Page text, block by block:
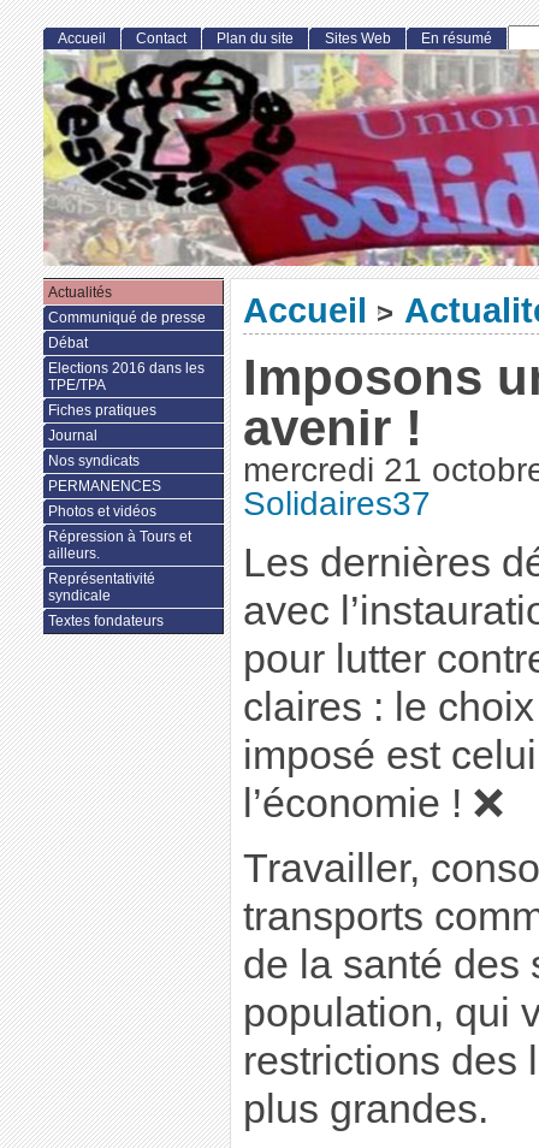
Accueil >
Imposons
avenir !
mercredi 21
Solidaires37
Les dernières
avec
pour lutter
claires : le
imposé est
l’économie ! ❌
Travailler,
transports
de la santé des
population, qui
restrictions des
plus grandes.
Accueil Contact Plan du site Sites Web En résumé
Actualités
Communiqué de presse
Débat
Elections 2016 dans les
TPE/TPA
Fiches pratiques
Journal
Nos syndicats
PERMANENCES
Photos et vidéos
Répression à Tours et
ailleurs.
Représentativité
syndicale
Textes fondateurs